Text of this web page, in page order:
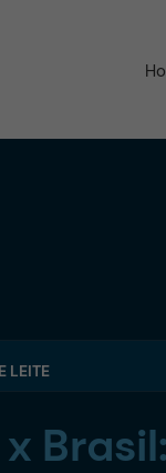
LEITE